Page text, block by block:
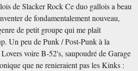
de Slacker Rock Ce duo gallois a beau
de fondamentalement nouveau,
de petit groupe qui me plaît
Un peu de Punk / Post-Punk à la
voire B-52's, saupoudré de Garage
que ne renieraient pas les Kinks :